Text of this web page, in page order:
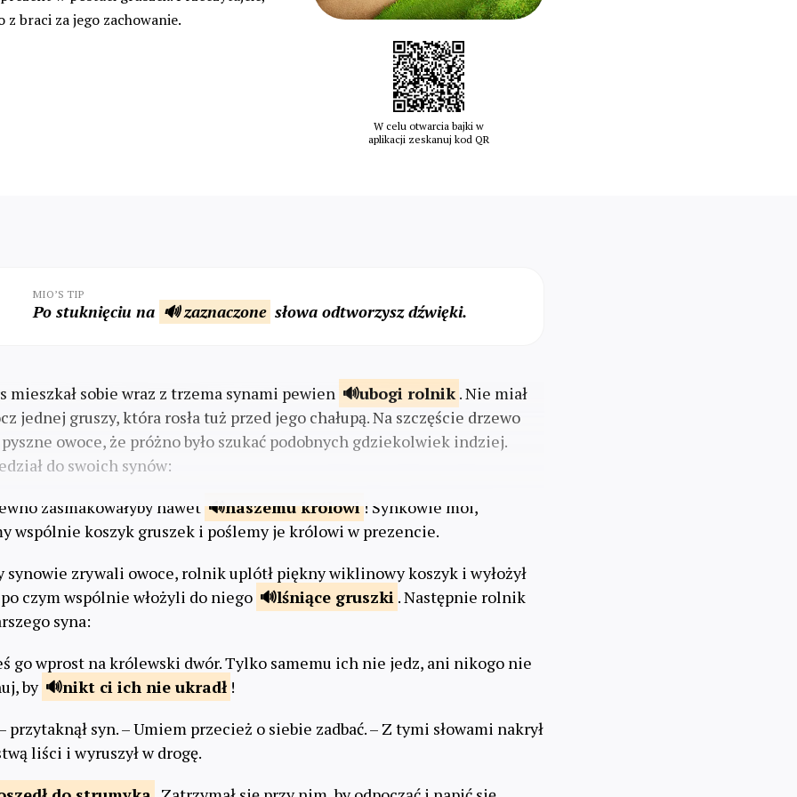
z braci za jego zachowanie.
W celu otwarcia bajki w
aplikacji zeskanuj kod QR
MIO’S TIP
Po stuknięciu na 🔊 zaznaczone słowa odtworzysz dźwięki.
mieszkał sobie wraz z trzema synami pewien ubogi rolnik . Nie miał
jednej gruszy, która rosła tuż przed jego chałupą. Na szczęście drzewo
owoce, że próżno było szukać podobnych gdziekolwiek indziej.
do swoich synów:
zasmakowałyby nawet
naszemukrólowi ! Synkowie moi,
wspólnie koszyk gruszek i poślemy je królowi w prezencie.
synowie zrywali owoce, rolnik uplótł piękny wiklinowy koszyk i wyłożył
czym wspólnie włożyli do niego
lśniące gruszki . Następnie rolnik
syna:
go wprost na królewski dwór. Tylko samemu ich nie jedz, ani nikogo nie
by
nikt ci ich nie ukradł !
przytaknął syn. – Umiem przecież o siebie zadbać. – Z tymi słowami nakrył
liści i wyruszył w drogę.